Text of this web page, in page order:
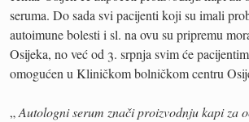
seruma. Do sada svi pacijenti koji su imali
autoimune bolesti i sl. na ovu su pripremu
Osijeka, no već od 3. srpnja svim će
omogućen u Kliničkom bolničkom centru
„Autologni serum znači proizvodnju kapi za